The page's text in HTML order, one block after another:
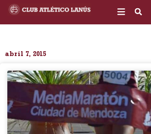
contenido
abril 7, 2015